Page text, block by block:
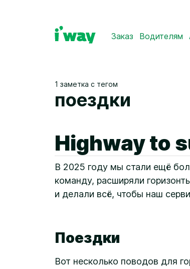
Заказ Водителям
1 заметка с тегом
поездки
Highway to
В 2025 году мы стали ещё
команду, расширяли
и делали всё, чтобы наш
Поездки
Вот несколько поводов для